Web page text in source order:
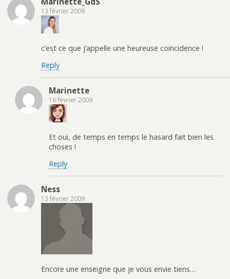
13 février 2009
c’est ce que j’appelle une heureuse coincidence !
Reply
Marinette
16 février 2009
Et oui, de temps en temps le hasard fait bien les
choses !
Reply
Ness
13 février 2009
Encore une enseigne que je vous envie tiens…